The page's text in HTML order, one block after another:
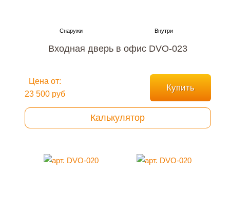
Входная дверь в офис DVO-023
Цена от:
23 500 руб
Купить
Калькулятор